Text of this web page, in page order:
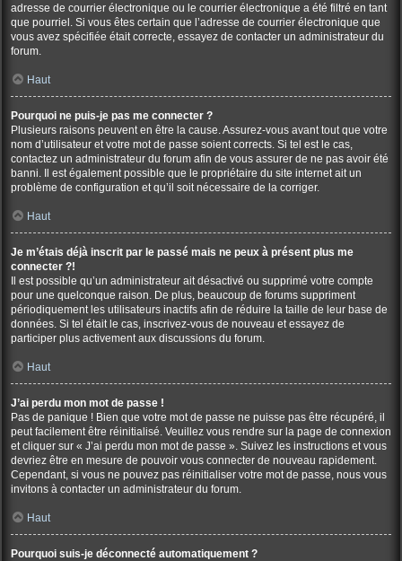
adresse de courrier électronique ou le courrier électronique a été filtré en tant
que pourriel. Si vous êtes certain que l’adresse de courrier électronique que
vous avez spécifiée était correcte, essayez de contacter un administrateur du
forum.
Haut
Pourquoi ne puis-je pas me connecter ?
Plusieurs raisons peuvent en être la cause. Assurez-vous avant tout que votre
nom d’utilisateur et votre mot de passe soient corrects. Si tel est le cas,
contactez un administrateur du forum afin de vous assurer de ne pas avoir été
banni. Il est également possible que le propriétaire du site internet ait un
problème de configuration et qu’il soit nécessaire de la corriger.
Haut
Je m’étais déjà inscrit par le passé mais ne peux à présent plus me
connecter ?!
Il est possible qu’un administrateur ait désactivé ou supprimé votre compte
pour une quelconque raison. De plus, beaucoup de forums suppriment
périodiquement les utilisateurs inactifs afin de réduire la taille de leur base de
données. Si tel était le cas, inscrivez-vous de nouveau et essayez de
participer plus activement aux discussions du forum.
Haut
J’ai perdu mon mot de passe !
Pas de panique ! Bien que votre mot de passe ne puisse pas être récupéré, il
peut facilement être réinitialisé. Veuillez vous rendre sur la page de connexion
et cliquer sur « J’ai perdu mon mot de passe ». Suivez les instructions et vous
devriez être en mesure de pouvoir vous connecter de nouveau rapidement.
Cependant, si vous ne pouvez pas réinitialiser votre mot de passe, nous vous
invitons à contacter un administrateur du forum.
Haut
Pourquoi suis-je déconnecté automatiquement ?